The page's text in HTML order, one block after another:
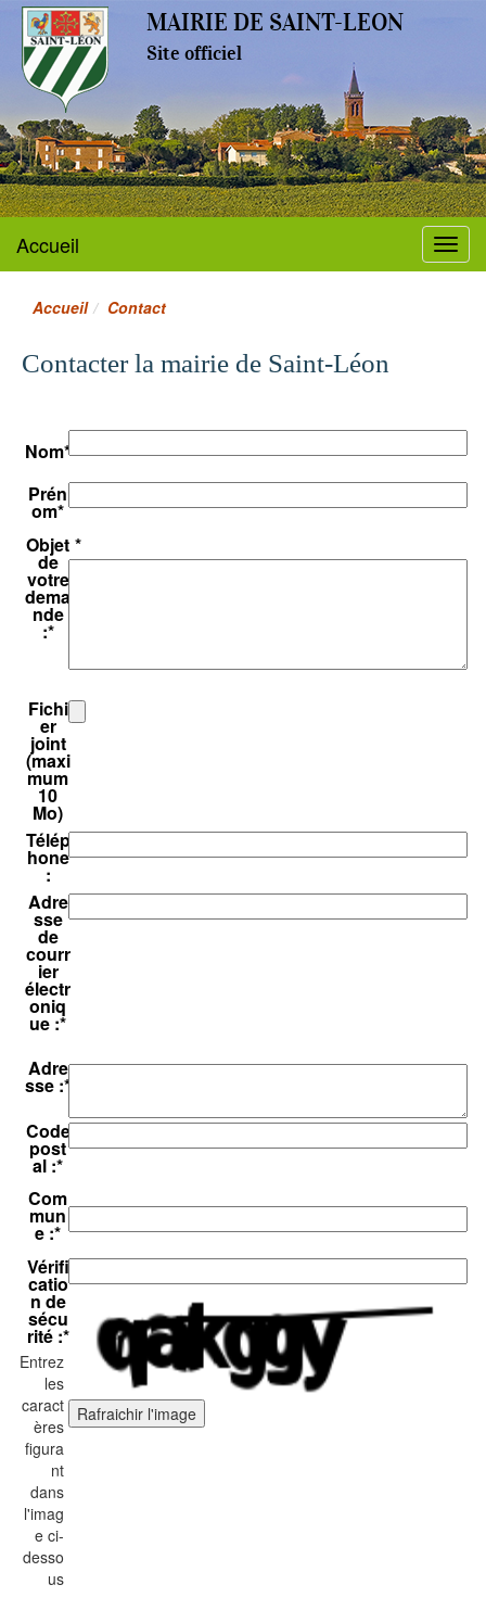
MAIRIE DE SAINT-LEON
Site officiel
Menu
Accueil
Accueil Contact
Contacter la mairie de Saint-Léon
Nom*
Prén
om*
Objet
de
votre
dema
nde
:*
*
Fichi
er
joint
(maxi
mum
10
Mo)
Télép
hone
:
Adre
sse
de
courr
ier
électr
oniq
ue :*
Adre
sse :*
Code
post
al :*
Com
mun
e :*
Vérifi
catio
n de
sécu
rité :*
Entrez
les
caract
ères
figura
nt
dans
l'imag
e ci-
desso
us
Rafraichir l'image